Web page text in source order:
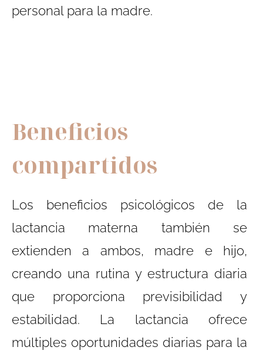
personal para la madre.
Beneficios
compartidos
Los beneficios psicológicos de la
lactancia materna también se
extienden a ambos, madre e hijo,
creando una rutina y estructura diaria
que proporciona previsibilidad y
estabilidad. La lactancia ofrece
múltiples oportunidades diarias para la